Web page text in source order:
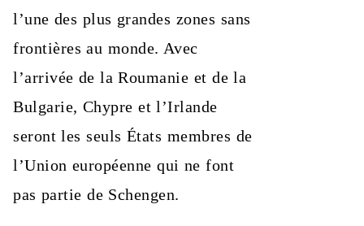
l’une des plus grandes zones sans
frontières au monde. Avec
l’arrivée de la Roumanie et de la
Bulgarie, Chypre et l’Irlande
seront les seuls États membres de
l’Union européenne qui ne font
pas partie de Schengen.